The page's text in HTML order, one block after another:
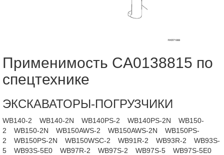
Применимость CA0138815 по
спецтехнике
ЭКСКАВАТОРЫ-ПОГРУЗЧИКИ
WB140-2 WB140-2N WB140PS-2 WB140PS-2N
WB150-
2
WB150-2N WB150AWS-2 WB150AWS-2N
WB150PS-
2
WB150PS-2N WB150WSC-2 WB91R-2 WB93R-2
WB93S-
5
WB93S-5E0 WB97R-2 WB97S-2 WB97S-5 WB97S-5E0